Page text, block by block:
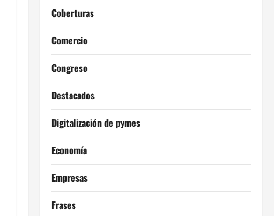
Coberturas
Comercio
Congreso
Destacados
Digitalización de pymes
Economía
Empresas
Frases